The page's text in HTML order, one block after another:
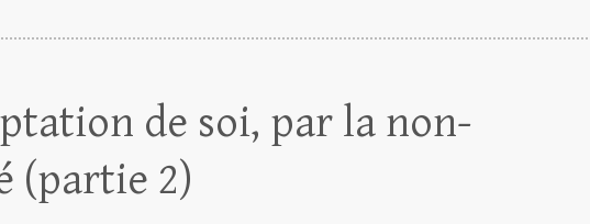
de soi, par la non-
(partie 2)